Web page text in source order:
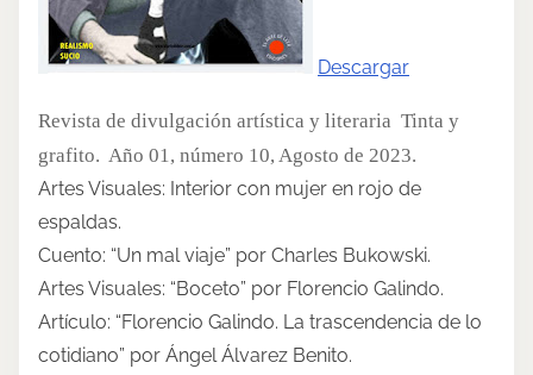
n
:
Descargar
Revista de divulgación artística y literaria Tinta y
grafito. Año 01, número 10, Agosto de 2023.
Artes Visuales: Interior con mujer en rojo de
espaldas.
Cuento: “Un mal viaje” por Charles Bukowski.
Artes Visuales: “Boceto” por Florencio Galindo.
Artículo: “Florencio Galindo. La trascendencia de lo
cotidiano” por Ángel Álvarez Benito.